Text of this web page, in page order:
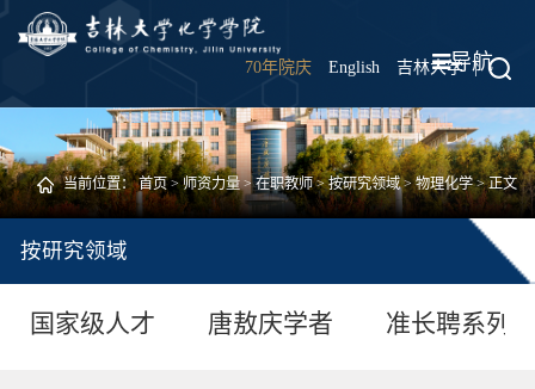
70年院庆 English 吉林大学 |
导航
当前位置：首页>师资力量>在职教师>按研究领域>物理化学> 正文
按研究领域
国家级人才 唐敖庆学者 准长聘系列